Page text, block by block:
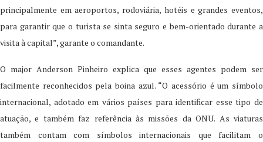
principalmente em aeroportos, rodoviária, hotéis e grandes eventos,
para garantir que o turista se sinta seguro e bem-orientado durante a
visita à capital”, garante o comandante.
O major Anderson Pinheiro explica que esses agentes podem ser
facilmente reconhecidos pela boina azul. “O acessório é um símbolo
internacional, adotado em vários países para identificar esse tipo de
atuação, e também faz referência às missões da ONU. As viaturas
também contam com símbolos internacionais que facilitam o